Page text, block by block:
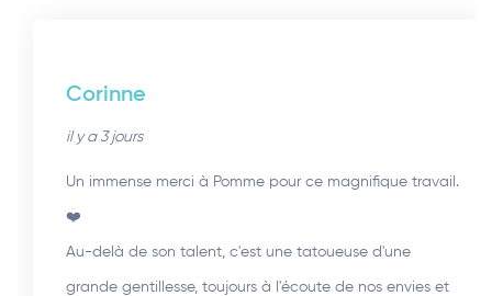
Corinne
il y a 3 jours
Un immense merci à Pomme pour ce magnifique travail.
❤️
Au-delà de son talent, c'est une tatoueuse d'une
grande gentillesse, toujours à l'écoute de nos envies et